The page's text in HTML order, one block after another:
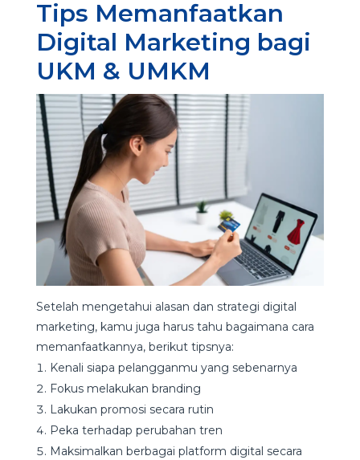
Tips Memanfaatkan
Digital Marketing bagi
UKM & UMKM
Setelah mengetahui alasan dan strategi digital
marketing, kamu juga harus tahu bagaimana cara
memanfaatkannya, berikut tipsnya:
Kenali siapa pelangganmu yang sebenarnya
Fokus melakukan branding
Lakukan promosi secara rutin
Peka terhadap perubahan tren
Maksimalkan berbagai platform digital secara